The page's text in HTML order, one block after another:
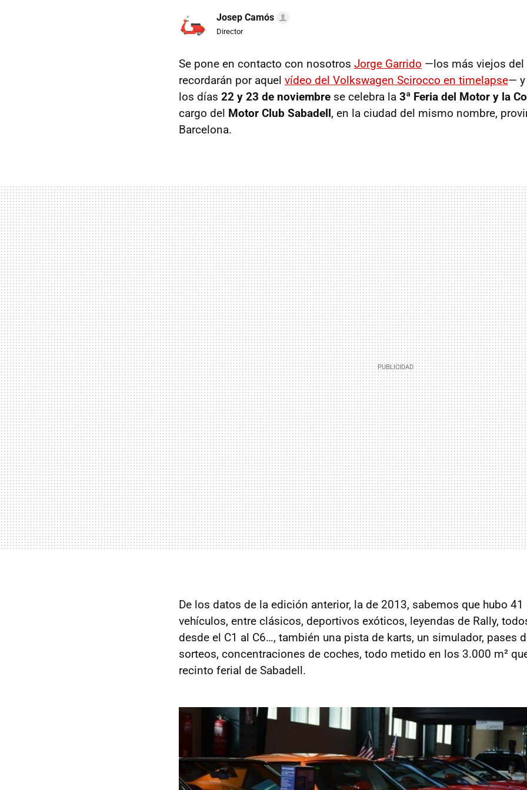
Josep Camós
Director
Se pone en contacto con nosotros Jorge Garrido —los más viejos del
recordarán por aquel vídeo del Volkswagen Scirocco en timelapse— y
los días 22 y 23 de noviembre se celebra la 3ª Feria del Motor y la
cargo del Motor Club Sabadell, en la ciudad del mismo nombre,
Barcelona.
De los datos de la edición anterior, la de 2013, sabemos que hubo
vehículos, entre clásicos, deportivos exóticos, leyendas de Rally,
desde el C1 al C6…, también una pista de karts, un simulador, pases
sorteos, concentraciones de coches, todo metido en los 3.000 m²
recinto ferial de Sabadell.